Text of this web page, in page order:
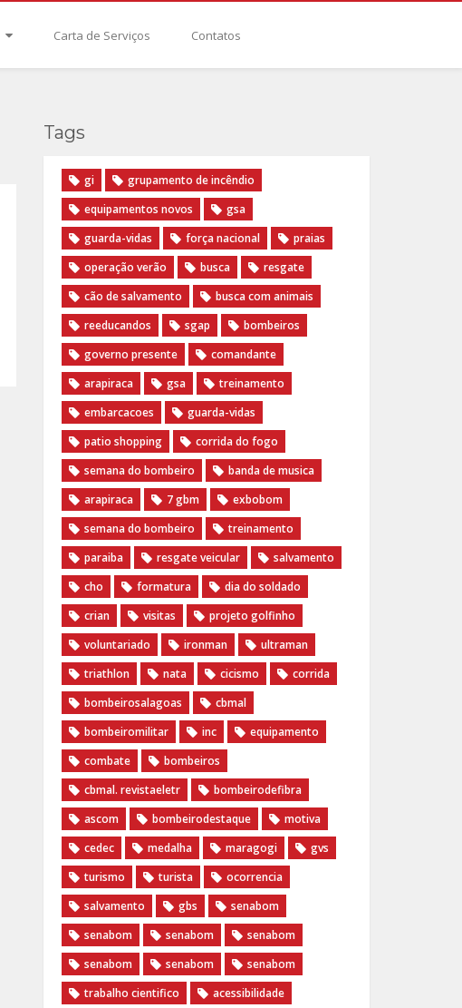
Carta de Serviços Contatos
Tags
gi
grupamento de incêndio
equipamentos novos
gsa
guarda-vidas
força nacional
praias
operação verão
busca
resgate
cão de salvamento
busca com animais
reeducandos
sgap
bombeiros
governo presente
comandante
arapiraca
gsa
treinamento
embarcacoes
guarda-vidas
patio shopping
corrida do fogo
semana do bombeiro
banda de musica
arapiraca
7 gbm
exbobom
semana do bombeiro
treinamento
paraiba
resgate veicular
salvamento
cho
formatura
dia do soldado
crian
visitas
projeto golfinho
voluntariado
ironman
ultraman
triathlon
nata cicismo
corrida
bombeirosalagoas
cbmal
bombeiromilitar
inc
equipamento
combate
bombeiros
cbmal. revistaeletr
bombeirodefibra
ascom
bombeirodestaque
motiva
cedec
medalha maragogi
gvs
turismo
turista
ocorrencia
salvamento
gbs
senabom
senabom
senabom
senabom
senabom
senabom
senabom
trabalho cientifico
acessibilidade